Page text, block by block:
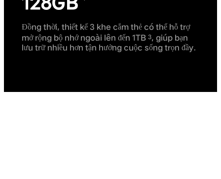
Đồng thời, thiết kế 3 khe cắm thẻ có thể hỗ trợ
mở rộng bộ nhớ ngoài lên đến 1TB 3, giúp bạn
lưu trữ nhiều hơn tận hưởng cuộc sống trọn đầy.